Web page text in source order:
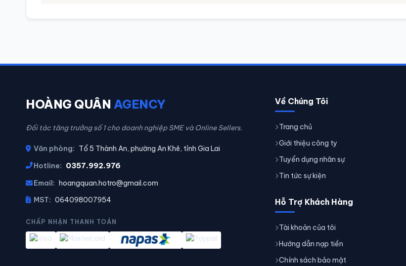
HOÀNG QUÂN AGENCY
Đối tác tăng trưởng số 1 cho doanh nghiệp SME và Online Sellers.
Văn phòng: Tổ 5 Thành An, phường An Khê, tỉnh Gia Lai
Hotline: 0357.992.976
Email: hoangquan.hotro@gmail.com
MST: 064098007954
CHẤP NHẬN THANH TOÁN
Về Chúng Tôi
Trang chủ
Giới thiệu công ty
Tuyển dụng nhân sự
Tin tức sự kiện
Hỗ Trợ Khách Hàng
Tài khoản của tôi
Hướng dẫn nạp tiền
Chính sách bảo mật